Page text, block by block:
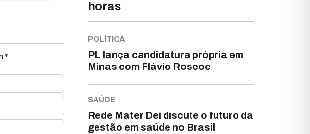
*
horas
POLÍTICA
PL lança candidatura própria em
Minas com Flávio Roscoe
SAÚDE
Rede Mater Dei discute o futuro da
gestão em saúde no Brasil